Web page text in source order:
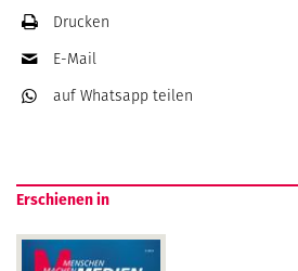
Drucken
E-Mail
auf Whatsapp teilen
Erschienen in